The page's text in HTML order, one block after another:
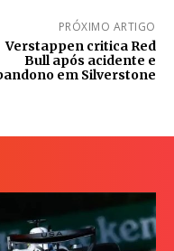
PRÓXIMO ARTIGO
Verstappen critica Red
Bull após acidente e
em Silverstone